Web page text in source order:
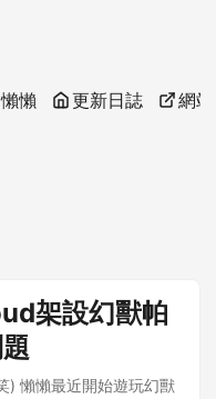
懶 更新日誌 網
架設幻獸帕
) 懶懶最近開始遊玩幻獸